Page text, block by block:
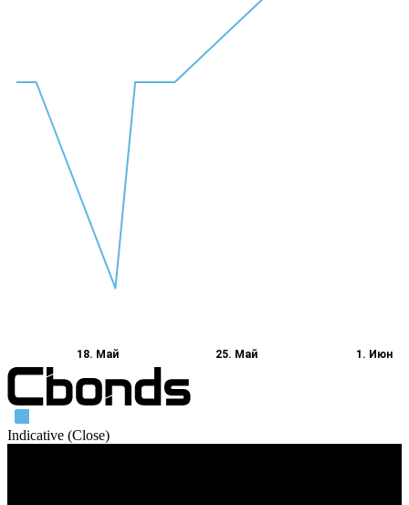
18. Май 25. Май 1. Июн
Indicative (Close)